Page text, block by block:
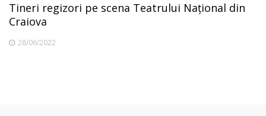
Tineri regizori pe scena Teatrului Național din
Craiova
28/06/2022